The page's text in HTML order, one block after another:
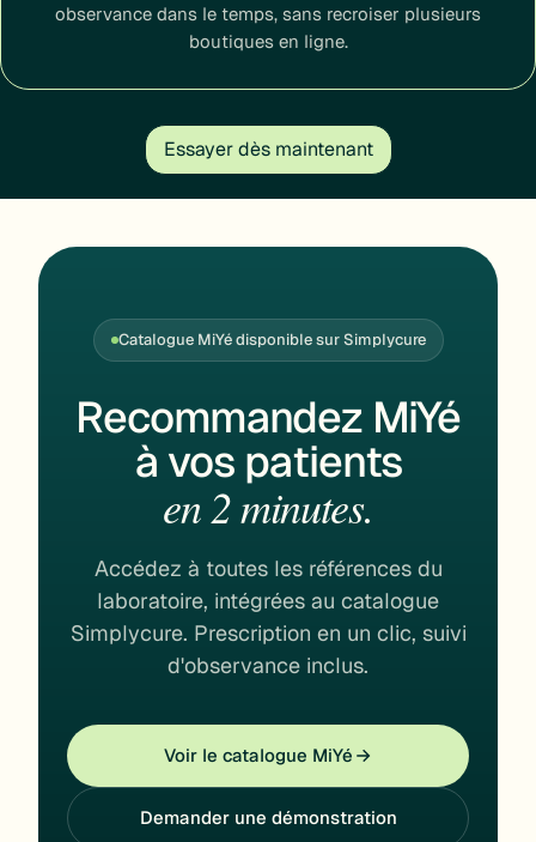
observance dans le temps, sans recroiser plusieurs
boutiques en ligne.
Essayer dès maintenant
Catalogue MiYé disponible sur Simplycure
Recommandez MiYé
à vos patients
en 2 minutes.
Accédez à toutes les références du
laboratoire, intégrées au catalogue
Simplycure. Prescription en un clic, suivi
d'observance inclus.
Voir le catalogue MiYé
Demander une démonstration